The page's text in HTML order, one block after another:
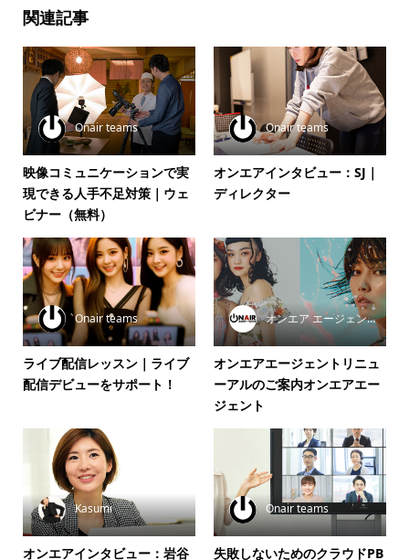
関連記事
Onair teams
映像コミュニケーションで実
現できる人手不足対策｜ウェ
ビナー（無料）
Onair teams
オンエアインタビュー：SJ｜
ディレクター
Onair teams
ライブ配信レッスン｜ライブ
配信デビューをサポート！
オンエア エージェント
オンエアエージェントリニュ
ーアルのご案内オンエアエー
ジェント
Kasumi
オンエアインタビュー：岩谷
Onair teams
失敗しないためのクラウドPB